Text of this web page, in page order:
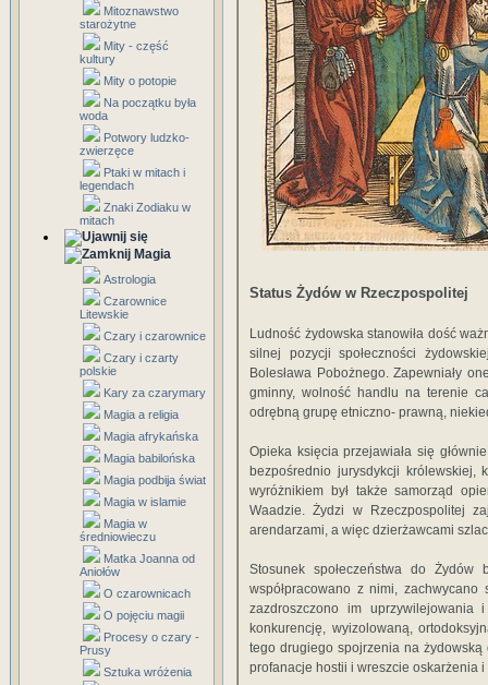
Mitoznawstwo
starożytne
Mity - część
kultury
Mity o potopie
Na początku była
woda
Potwory ludzko-
zwierzęce
Ptaki w mitach i
legendach
Znaki Zodiaku w
mitach
Magia
Astrologia
Czarownice
Litewskie
Czary i czarownice
Czary i czarty
polskie
Kary za czarymary
Magia a religia
Magia afrykańska
Magia babilońska
Magia podbija świat
Magia w islamie
Magia w
średniowieczu
Matka Joanna od
Aniołów
O czarownicach
O pojęciu magii
Procesy o czary -
Prusy
Sztuka wróżenia
Status Żydów w Rzeczpospolitej
Ludność żydowska stanowiła dość
silnej pozycji społeczności
Bolesława Pobożnego. Zapewniały
gminny, wolność handlu na terenie
odrębną grupę etniczno- prawną,
Opieka księcia przejawiała się
bezpośrednio jurysdykcji królewskiej,
wyróżnikiem był także samorząd
Waadzie. Żydzi w Rzeczpospolitej
arendarzami, a więc dzierżawcami
Stosunek społeczeństwa do
współpracowano z nimi,
zazdroszczono im
konkurencję, wyizolowaną,
tego drugiego spojrzenia na
profanacje hostii i wreszcie oskarżenia